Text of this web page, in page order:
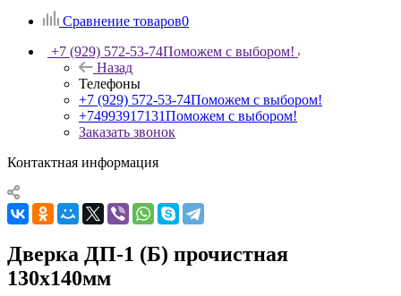
Сравнение товаров0
+7 (929) 572-53-74Поможем с выбором!
Назад
Телефоны
+7 (929) 572-53-74Поможем с выбором!
+74993917131Поможем с выбором!
Заказать звонок
Контактная информация
Дверка ДП-1 (Б) прочистная
130х140мм